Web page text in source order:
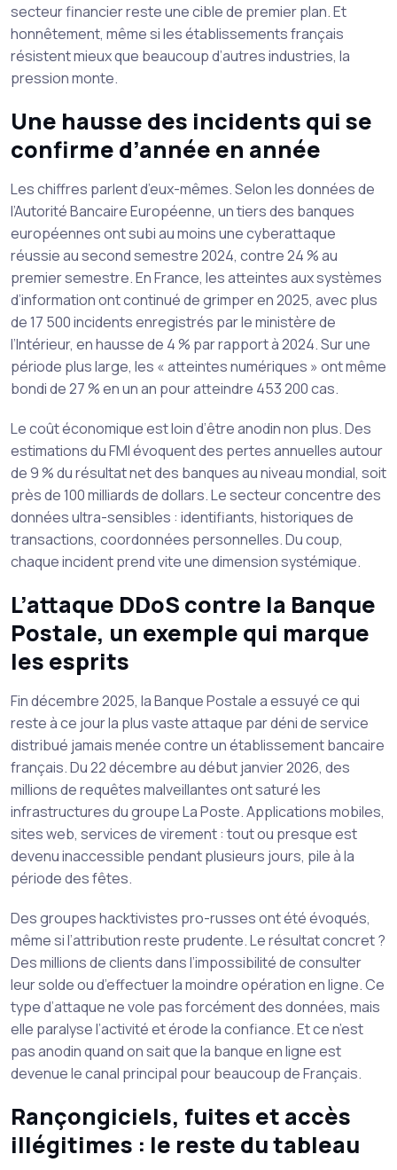
secteur financier reste une cible de premier plan. Et
honnêtement, même si les établissements français
résistent mieux que beaucoup d’autres industries, la
pression monte.
Une hausse des incidents qui se
confirme d’année en année
Les chiffres parlent d’eux-mêmes. Selon les données de
l’Autorité Bancaire Européenne, un tiers des banques
européennes ont subi au moins une cyberattaque
réussie au second semestre 2024, contre 24 % au
premier semestre. En France, les atteintes aux systèmes
d’information ont continué de grimper en 2025, avec plus
de 17 500 incidents enregistrés par le ministère de
l’Intérieur, en hausse de 4 % par rapport à 2024. Sur une
période plus large, les « atteintes numériques » ont même
bondi de 27 % en un an pour atteindre 453 200 cas.
Le coût économique est loin d’être anodin non plus. Des
estimations du FMI évoquent des pertes annuelles autour
de 9 % du résultat net des banques au niveau mondial, soit
près de 100 milliards de dollars. Le secteur concentre des
données ultra-sensibles : identifiants, historiques de
transactions, coordonnées personnelles. Du coup,
chaque incident prend vite une dimension systémique.
L’attaque DDoS contre la Banque
Postale, un exemple qui marque
les esprits
Fin décembre 2025, la Banque Postale a essuyé ce qui
reste à ce jour la plus vaste attaque par déni de service
distribué jamais menée contre un établissement bancaire
français. Du 22 décembre au début janvier 2026, des
millions de requêtes malveillantes ont saturé les
infrastructures du groupe La Poste. Applications mobiles,
sites web, services de virement : tout ou presque est
devenu inaccessible pendant plusieurs jours, pile à la
période des fêtes.
Des groupes hacktivistes pro-russes ont été évoqués,
même si l’attribution reste prudente. Le résultat concret ?
Des millions de clients dans l’impossibilité de consulter
leur solde ou d’effectuer la moindre opération en ligne. Ce
type d’attaque ne vole pas forcément des données, mais
elle paralyse l’activité et érode la confiance. Et ce n’est
pas anodin quand on sait que la banque en ligne est
devenue le canal principal pour beaucoup de Français.
Rançongiciels, fuites et accès
illégitimes : le reste du tableau